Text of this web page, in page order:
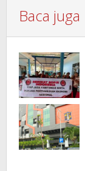
Baca juga